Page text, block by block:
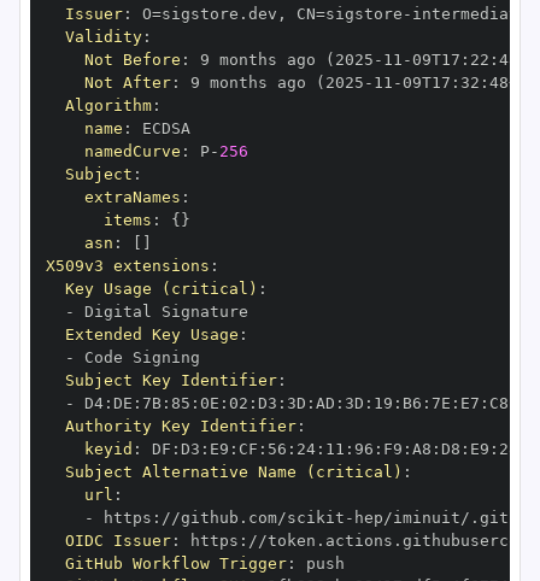
Issuer: O=sigstore.dev , CN=sigstore -
Validity:
Not Before : 9 months ago (2025 - 11 -09T17 : 22 :
Not After: 9 months ago (2025 - 11 -09T17 : 32 : 48+00
Algorithm:
name :
namedCurve : P- 256
Subject :
extraNames :
items : { }
asn :
X509v3 extensions :
Key Usage (critical) :
-
Extended Key Usage :
-
Subject Key Identifier:
-
D4: DE : 7B: 85 : 0E : 02 : D3 : 3D : AD : 3D : 19 : B6 : 7E : E7 : C8
Authority Key Identifier:
keyid : DF : D3 : E9 : CF : 56 : 24: 11 : 96 : F9 : A8 : D8 : E9 : 28
Subject Alternative Name (critical) :
url :
-
https : //github.com/scikit -
OIDC Issuer: https :
GitHub Workflow Trigger: